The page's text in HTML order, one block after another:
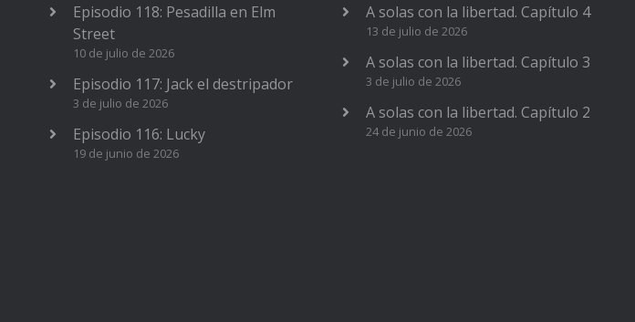
Episodio 118: Pesadilla en Elm
Street
10 de julio de 2026
Episodio 117: Jack el destripador
3 de julio de 2026
Episodio 116: Lucky
19 de junio de 2026
A solas con la libertad. Capítulo 4
13 de julio de 2026
A solas con la libertad. Capítulo 3
3 de julio de 2026
A solas con la libertad. Capítulo 2
24 de junio de 2026